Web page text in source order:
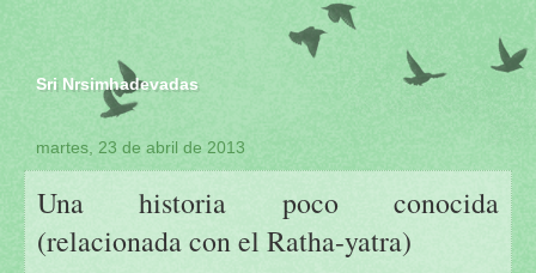
Sri Nrsimhadevadas
martes, 23 de abril de 2013
Una historia poco conocida
(relacionada con el Ratha-yatra)